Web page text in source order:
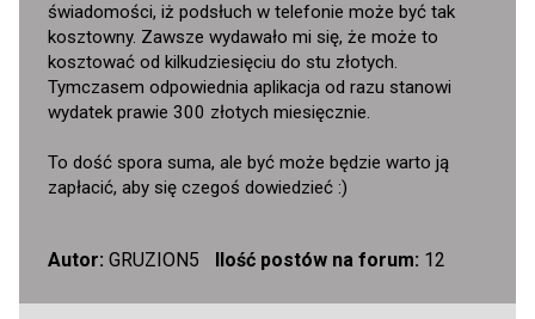
świadomości, iż podsłuch w telefonie może być tak
kosztowny. Zawsze wydawało mi się, że może to
kosztować od kilkudziesięciu do stu złotych.
Tymczasem odpowiednia aplikacja od razu stanowi
wydatek prawie 300 złotych miesięcznie.
To dość spora suma, ale być może będzie warto ją
zapłacić, aby się czegoś dowiedzieć :)
Autor: GRUZION5 Ilość postów na forum: 12